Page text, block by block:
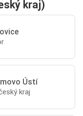
kraj)
Ústí
kraj